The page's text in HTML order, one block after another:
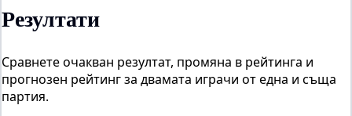
Резултати
Сравнете очакван резултат, промяна в рейтинга и
прогнозен рейтинг за двамата играчи от една и съща
партия.